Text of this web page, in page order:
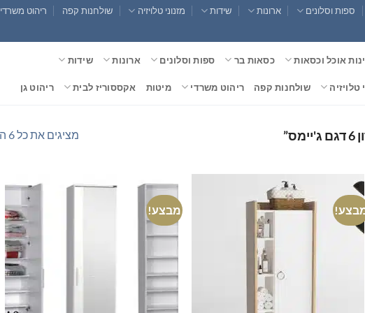
ספות וסלונים ארונות שידות מזנוני טלויזיה שולחנות קפה ריהוט משרדי
אוכל וכסאות כסאות בר ספות וסלונים ארונות שידות
טלויזיה שולחנות קפה ריהוט משרדי מיטות אקססוריז לבית ריהוט גן
מציגים את כל ⁦6⁩ התוצאות
מבצע!